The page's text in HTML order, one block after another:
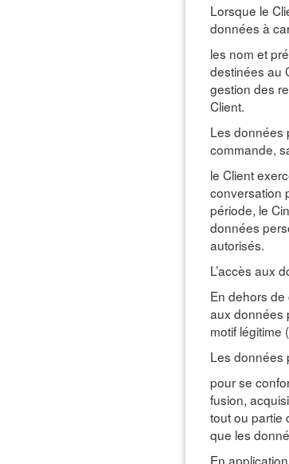
Lorsque le
données à
les nom et
destinées au
gestion des
Client.
Les données
commande,
le Client
conversation
période, le
données
autorisés.
L’accès aux
En dehors
aux données
motif légitime
Les données
pour se
fusion,
tout ou partie
que les
En